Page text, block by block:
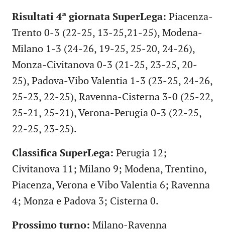
Risultati 4ª giornata SuperLega: Piacenza-
Trento 0-3 (22-25, 13-25,21-25), Modena-
Milano 1-3 (24-26, 19-25, 25-20, 24-26),
Monza-Civitanova 0-3 (21-25, 23-25, 20-
25), Padova-Vibo Valentia 1-3 (23-25, 24-26,
25-23, 22-25), Ravenna-Cisterna 3-0 (25-22,
25-21, 25-21), Verona-Perugia 0-3 (22-25,
22-25, 23-25).
Classifica SuperLega: Perugia 12;
Civitanova 11; Milano 9; Modena, Trentino,
Piacenza, Verona e Vibo Valentia 6; Ravenna
4; Monza e Padova 3; Cisterna 0.
Prossimo turno: Milano-Ravenna